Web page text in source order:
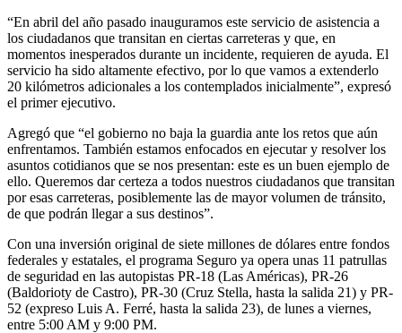
“En abril del año pasado inauguramos este servicio de asistencia a
los ciudadanos que transitan en ciertas carreteras y que, en
momentos inesperados durante un incidente, requieren de ayuda. El
servicio ha sido altamente efectivo, por lo que vamos a extenderlo
20 kilómetros adicionales a los contemplados inicialmente”, expresó
el primer ejecutivo.
Agregó que “el gobierno no baja la guardia ante los retos que aún
enfrentamos. También estamos enfocados en ejecutar y resolver los
asuntos cotidianos que se nos presentan: este es un buen ejemplo de
ello. Queremos dar certeza a todos nuestros ciudadanos que transitan
por esas carreteras, posiblemente las de mayor volumen de tránsito,
de que podrán llegar a sus destinos”.
Con una inversión original de siete millones de dólares entre fondos
federales y estatales, el programa Seguro ya opera unas 11 patrullas
de seguridad en las autopistas PR-18 (Las Américas), PR-26
(Baldorioty de Castro), PR-30 (Cruz Stella, hasta la salida 21) y PR-
52 (expreso Luis A. Ferré, hasta la salida 23), de lunes a viernes,
entre 5:00 AM y 9:00 PM.